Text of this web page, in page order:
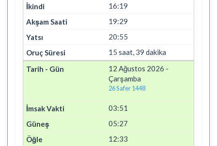
16:19
19:29
20:55
15 saat, 39 dakika
12 Ağustos 2026 -
Çarşamba
26 Safer 1448
03:51
05:27
12:33